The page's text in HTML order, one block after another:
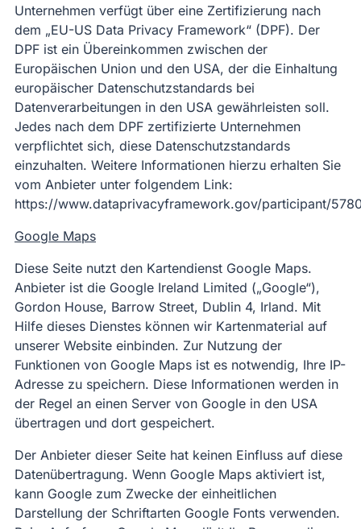
Unternehmen verfügt über eine Zertifizierung nach
dem „EU-US Data Privacy Framework“ (DPF). Der
DPF ist ein Übereinkommen zwischen der
Europäischen Union und den USA, der die Einhaltung
europäischer Datenschutzstandards bei
Datenverarbeitungen in den USA gewährleisten soll.
Jedes nach dem DPF zertifizierte Unternehmen
verpflichtet sich, diese Datenschutzstandards
einzuhalten. Weitere Informationen hierzu erhalten Sie
vom Anbieter unter folgendem Link:
https://www.dataprivacyframework.gov/participant/
Google Maps
Diese Seite nutzt den Kartendienst Google Maps.
Anbieter ist die Google Ireland Limited („Google“),
Gordon House, Barrow Street, Dublin 4, Irland. Mit
Hilfe dieses Dienstes können wir Kartenmaterial auf
unserer Website einbinden. Zur Nutzung der
Funktionen von Google Maps ist es notwendig, Ihre IP-
Adresse zu speichern. Diese Informationen werden in
der Regel an einen Server von Google in den USA
übertragen und dort gespeichert.
Der Anbieter dieser Seite hat keinen Einfluss auf diese
Datenübertragung. Wenn Google Maps aktiviert ist,
kann Google zum Zwecke der einheitlichen
Darstellung der Schriftarten Google Fonts verwenden.